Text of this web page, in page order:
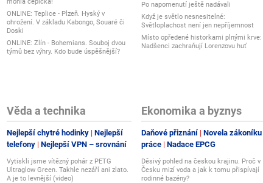
mohla čepička!
ONLINE: Teplice - Plzeň. Hyský v
ohrožení. V základu Kabongo, Souaré či
Doski
ONLINE: Zlín - Bohemians. Souboj dvou
týmů bez výhry. Kdo bude úspěšnější?
Po napomenutí ještě nadávali
Když je světlo nesnesitelné:
Světloplachost není jen nepříjemnost
Místo opředené historkami plnými krve:
Nadšenci zachraňují Lorenzovu huť
Věda a technika
Nejlepší chytré hodinky
Nejlepší
telefony
Nejlepší VPN – srovnání
Vytiskli jsme vítězný pohár z PETG
Ultraglow Green. Takhle nezáří ani zlato.
A je to levnější (video)
Ekonomika a byznys
Daňové přiznání Novela zákoníku
práce Nadace EPCG
Děsivý pohled na českou krajinu. Proč v
Česku mizí voda a jak k tomu přispívají
rodinné bazény?